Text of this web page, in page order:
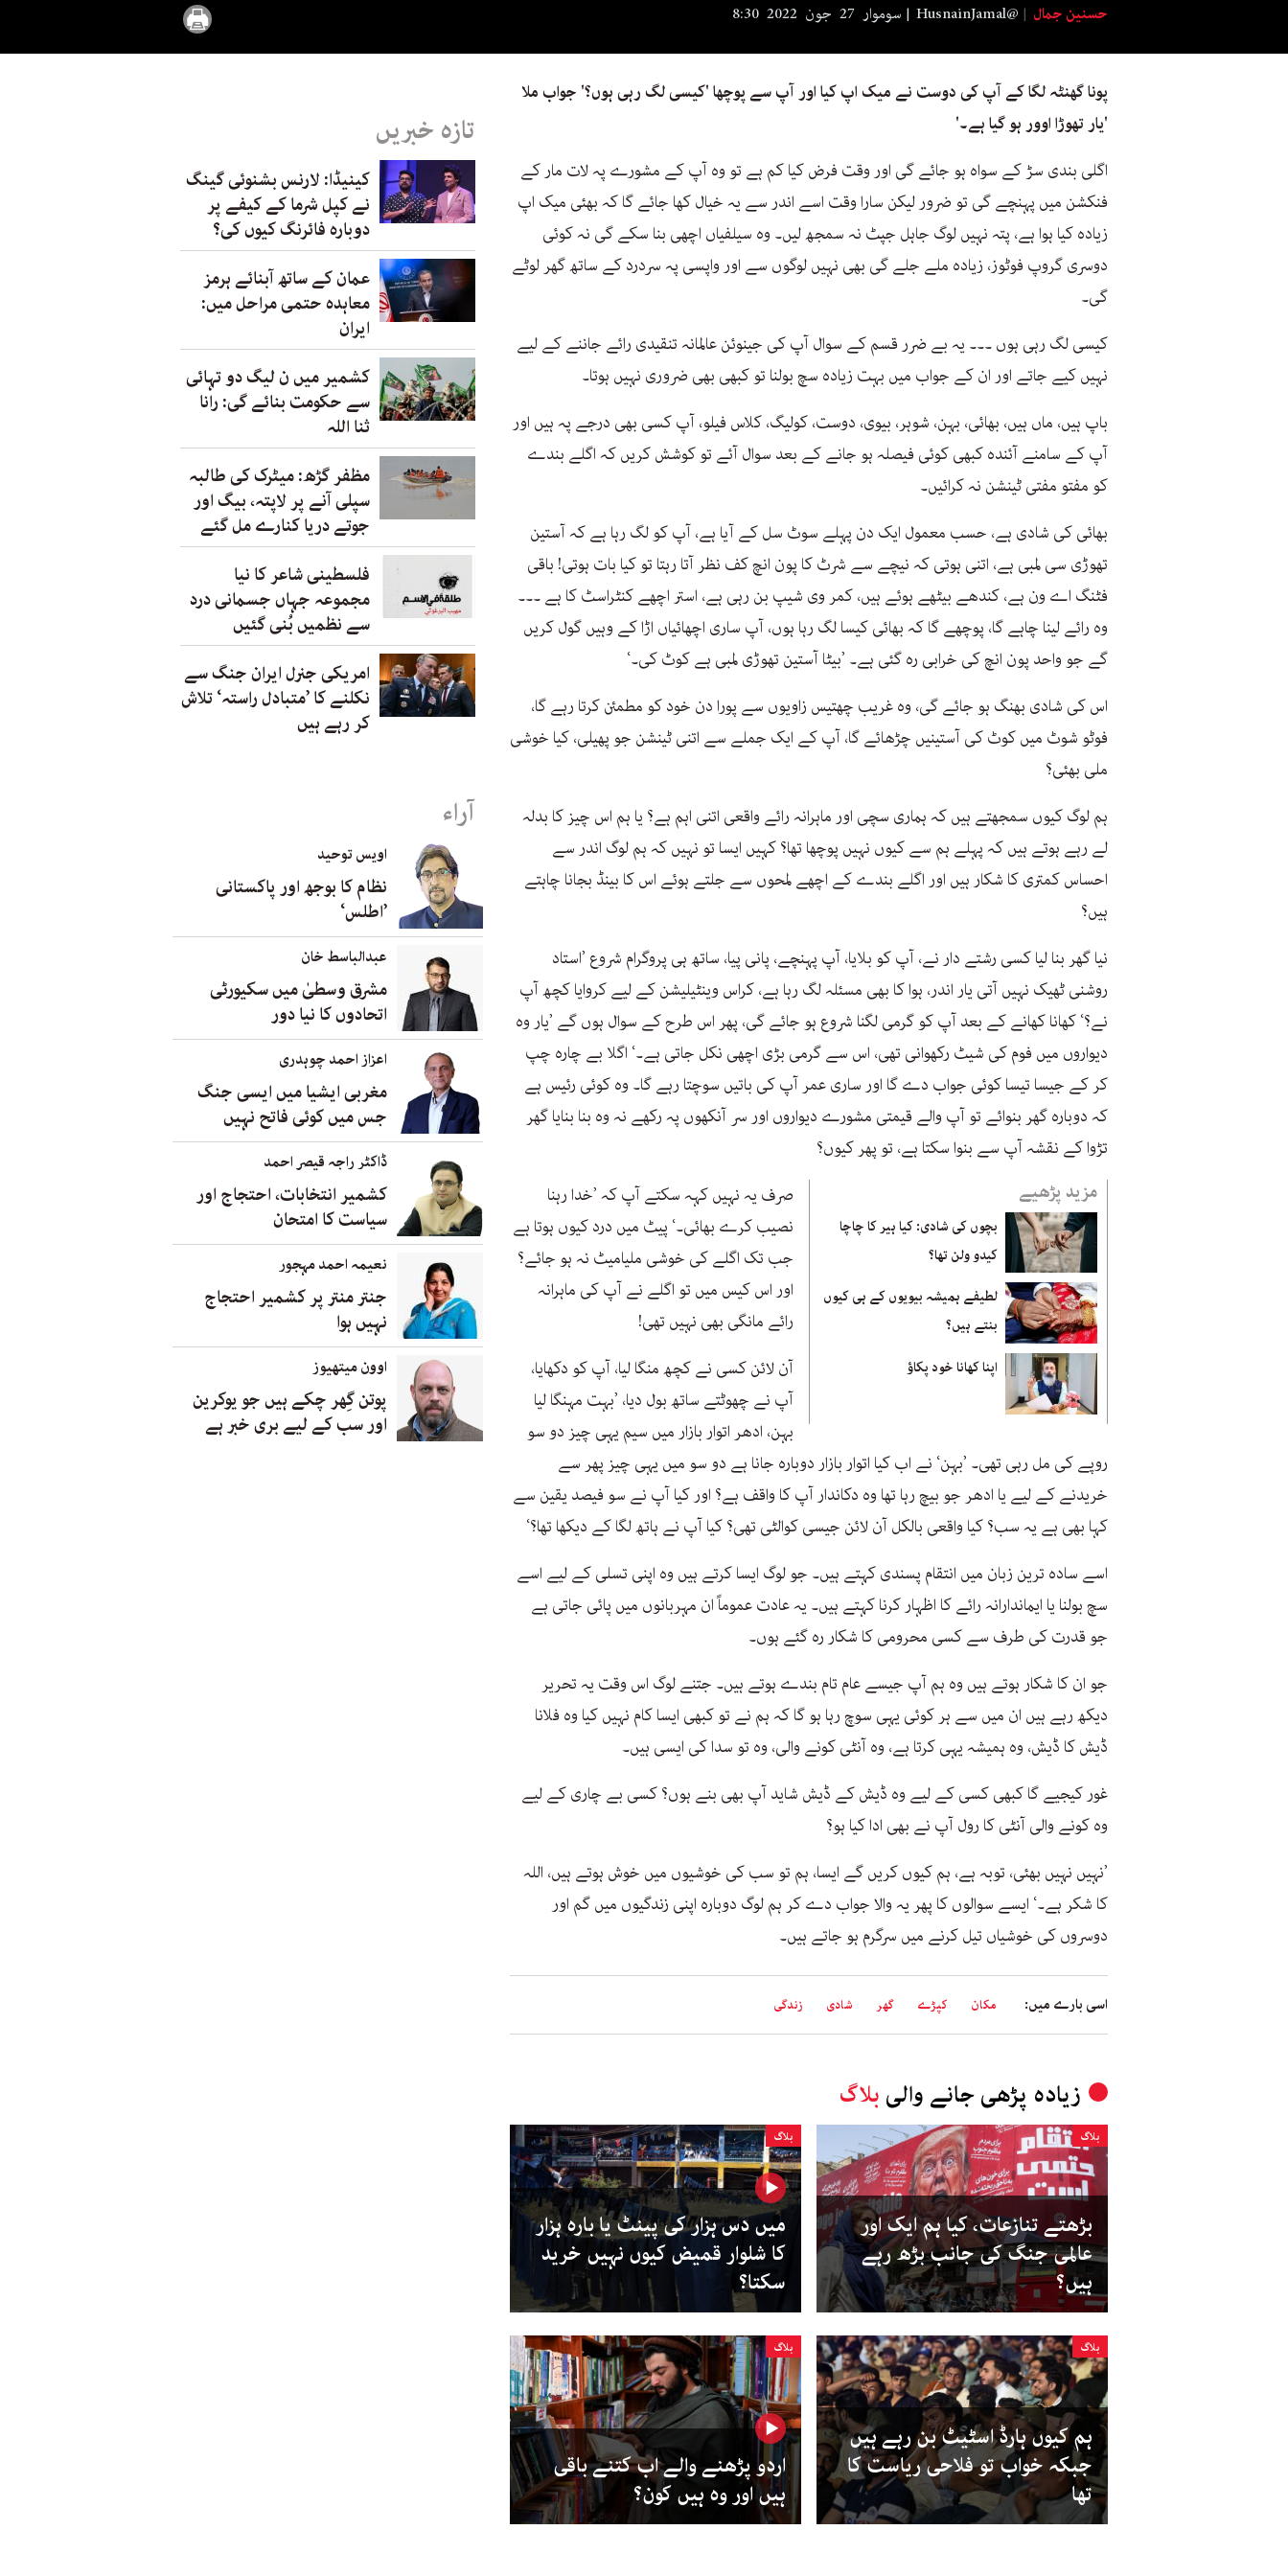
حسنین جمال HusnainJamal@ سوموار 27 جون 2022 8:30
پونا گھنٹہ لگا کے آپ کی دوست نے میک اپ کیا اور آپ سے پوچھا 'کیسی لگ رہی ہوں؟' جواب ملا
'یار تھوڑا اوور ہو گیا ہے۔'
اگلی بندی سڑ کے سواہ ہو جائے گی اور وقت فرض کیا کم ہے تو وہ آپ کے مشورے پہ لات مار کے
فنکشن میں پہنچے گی تو ضرور لیکن سارا وقت اسے اندر سے یہ خیال کھا جائے گا کہ بھئی میک اپ
زیادہ کیا ہوا ہے، پتہ نہیں لوگ جاہل جپٹ نہ سمجھ لیں۔ وہ سیلفیاں اچھی بنا سکے گی نہ کوئی
دوسری گروپ فوٹوز، زیادہ ملے جلے گی بھی نہیں لوگوں سے اور واپسی پہ سردرد کے ساتھ گھر لوٹے
گی۔
کیسی لگ رہی ہوں ۔۔۔ یہ بے ضرر قسم کے سوال آپ کی جینوئن عالمانہ تنقیدی رائے جاننے کے لیے
نہیں کیے جاتے اور ان کے جواب میں بہت زیادہ سچ بولنا تو کبھی بھی ضروری نہیں ہوتا۔
باپ ہیں، ماں ہیں، بھائی، بہن، شوہر، بیوی، دوست، کولیگ، کلاس فیلو، آپ کسی بھی درجے پہ ہیں اور
آپ کے سامنے آئندہ کبھی کوئی فیصلہ ہو جانے کے بعد سوال آئے تو کوشش کریں کہ اگلے بندے
کو مفتو مفتی ٹینشن نہ کرائیں۔
بھائی کی شادی ہے، حسب معمول ایک دن پہلے سوٹ سل کے آیا ہے، آپ کو لگ رہا ہے کہ آستین
تھوڑی سی لمبی ہے، اتنی ہوتی کہ نیچے سے شرٹ کا پون انچ کف نظر آتا رہتا تو کیا بات ہوتی! باقی
فٹنگ اے ون ہے، کندھے بیٹھے ہوئے ہیں، کمر وی شیپ بن رہی ہے، استر اچھے کنٹراسٹ کا ہے ۔۔۔
وہ رائے لینا چاہے گا، پوچھے گا کہ بھائی کیسا لگ رہا ہوں، آپ ساری اچھائیاں اڑا کے وہیں گول کریں
گے جو واحد پون انچ کی خرابی رہ گئی ہے۔ ’بیٹا آستین تھوڑی لمبی ہے کوٹ کی۔‘
اس کی شادی بھنگ ہو جائے گی، وہ غریب چھتیس زاویوں سے پورا دن خود کو مطمئن کرتا رہے گا،
فوٹو شوٹ میں کوٹ کی آستینیں چڑھائے گا، آپ کے ایک جملے سے اتنی ٹینشن جو پھیلی، کیا خوشی
ملی بھئی؟
ہم لوگ کیوں سمجھتے ہیں کہ ہماری سچی اور ماہرانہ رائے واقعی اتنی اہم ہے؟ یا ہم اس چیز کا بدلہ
لے رہے ہوتے ہیں کہ پہلے ہم سے کیوں نہیں پوچھا تھا؟ کہیں ایسا تو نہیں کہ ہم لوگ اندر سے
احساس کمتری کا شکار ہیں اور اگلے بندے کے اچھے لمحوں سے جلتے ہوئے اس کا بینڈ بجانا چاہتے
ہیں؟
نیا گھر بنا لیا کسی رشتے دار نے، آپ کو بلایا، آپ پہنچے، پانی پیا، ساتھ ہی پروگرام شروع ’استاد
روشنی ٹھیک نہیں آتی یار اندر، ہوا کا بھی مسئلہ لگ رہا ہے، کراس وینٹیلیشن کے لیے کروایا کچھ آپ
نے؟‘ کھانا کھانے کے بعد آپ کو گرمی لگنا شروع ہو جائے گی، پھر اس طرح کے سوال ہوں گے ’یار وہ
دیواروں میں فوم کی شیٹ رکھوانی تھی، اس سے گرمی بڑی اچھی نکل جاتی ہے۔‘ اگلا بے چارہ چپ
کر کے جیسا تیسا کوئی جواب دے گا اور ساری عمر آپ کی باتیں سوچتا رہے گا۔ وہ کوئی رئیس ہے
کہ دوبارہ گھر بنوائے تو آپ والے قیمتی مشورے دیواروں اور سر آنکھوں پہ رکھے نہ وہ بنا بنایا گھر
تڑوا کے نقشہ آپ سے بنوا سکتا ہے، تو پھر کیوں؟
مزید پڑھیے
بچوں کی شادی: کیا ہیر کا چاچا
کیدو ولن تھا؟
لطیفے ہمیشہ بیویوں کے ہی کیوں
بنتے ہیں؟
اپنا کھانا خود پکاؤ
صرف یہ نہیں کہہ سکتے آپ کہ ’خدا رہنا
نصیب کرے بھائی۔‘ پیٹ میں درد کیوں ہوتا ہے
جب تک اگلے کی خوشی ملیامیٹ نہ ہو جائے؟
اور اس کیس میں تو اگلے نے آپ کی ماہرانہ
رائے مانگی بھی نہیں تھی!
آن لائن کسی نے کچھ منگا لیا، آپ کو دکھایا،
آپ نے چھوٹتے ساتھ بول دیا، ’بہت مہنگا لیا
بہن، ادھر اتوار بازار میں سیم یہی چیز دو سو
روپے کی مل رہی تھی۔ ’بہن‘ نے اب کیا اتوار بازار دوبارہ جانا ہے دو سو میں یہی چیز پھر سے
خریدنے کے لیے یا ادھر جو بیچ رہا تھا وہ دکاندار آپ کا واقف ہے؟ اور کیا آپ نے سو فیصد یقین سے
کہا بھی ہے یہ سب؟ کیا واقعی بالکل آن لائن جیسی کوالٹی تھی؟ کیا آپ نے ہاتھ لگا کے دیکھا تھا؟‘
اسے سادہ ترین زبان میں انتقام پسندی کہتے ہیں۔ جو لوگ ایسا کرتے ہیں وہ اپنی تسلی کے لیے اسے
سچ بولنا یا ایماندارانہ رائے کا اظہار کرنا کہتے ہیں۔ یہ عادت عموماً ان مہربانوں میں پائی جاتی ہے
جو قدرت کی طرف سے کسی محرومی کا شکار رہ گئے ہوں۔
جو ان کا شکار ہوتے ہیں وہ ہم آپ جیسے عام تام بندے ہوتے ہیں۔ جتنے لوگ اس وقت یہ تحریر
دیکھ رہے ہیں ان میں سے ہر کوئی یہی سوچ رہا ہو گا کہ ہم نے تو کبھی ایسا کام نہیں کیا وہ فلانا
ڈیش کا ڈیش، وہ ہمیشہ یہی کرتا ہے، وہ آنٹی کونے والی، وہ تو سدا کی ایسی ہیں۔
غور کیجیے گا کبھی کسی کے لیے وہ ڈیش کے ڈیش شاید آپ بھی بنے ہوں؟ کسی بے چاری کے لیے
وہ کونے والی آنٹی کا رول آپ نے بھی ادا کیا ہو؟
’نہیں نہیں بھئی، توبہ ہے، ہم کیوں کریں گے ایسا، ہم تو سب کی خوشیوں میں خوش ہوتے ہیں، اللہ
کا شکر ہے۔‘ ایسے سوالوں کا پھر یہ والا جواب دے کر ہم لوگ دوبارہ اپنی زندگیوں میں گم اور
دوسروں کی خوشیاں تیل کرنے میں سرگرم ہو جاتے ہیں۔
اسی بارے میں: مکان کپڑے گھر شادی زندگی
زیادہ پڑھی جانے والی بلاگ
بلاگ
بڑھتے تنازعات، کیا ہم ایک اور
عالمی جنگ کی جانب بڑھ رہے
ہیں؟
بلاگ
میں دس ہزار کی پینٹ یا بارہ ہزار
کا شلوار قمیض کیوں نہیں خرید
سکتا؟
بلاگ
ہم کیوں ہارڈ اسٹیٹ بن رہے ہیں
جبکہ خواب تو فلاحی ریاست کا
تھا
بلاگ
اردو پڑھنے والے اب کتنے باقی
ہیں اور وہ ہیں کون؟
تازہ خبریں
کینیڈا: لارنس بشنوئی گینگ
نے کپل شرما کے کیفے پر
دوبارہ فائرنگ کیوں کی؟
عمان کے ساتھ آبنائے ہرمز
معاہدہ حتمی مراحل میں:
ایران
کشمیر میں ن لیگ دو تہائی
سے حکومت بنائے گی: رانا
ثنا اللہ
مظفر گڑھ: میٹرک کی طالبہ
سپلی آنے پر لاپتہ، بیگ اور
جوتے دریا کنارے مل گئے
فلسطینی شاعر کا نیا
مجموعہ جہاں جسمانی درد
سے نظمیں بُنی گئیں
امریکی جنرل ایران جنگ سے
نکلنے کا ’متبادل راستہ‘ تلاش
کر رہے ہیں
آراء
اویس توحید
نظام کا بوجھ اور پاکستانی
’اطلس‘
عبدالباسط خان
مشرق وسطیٰ میں سکیورٹی
اتحادوں کا نیا دور
اعزاز احمد چوہدری
مغربی ایشیا میں ایسی جنگ
جس میں کوئی فاتح نہیں
ڈاکٹر راجہ قیصر احمد
کشمیر انتخابات، احتجاج اور
سیاست کا امتحان
نعیمہ احمد مہجور
جنتر منتر پر کشمیر احتجاج
نہیں ہوا
اوون میتھیوز
پوتن گِھر چکے ہیں جو یوکرین
اور سب کے لیے بری خبر ہے